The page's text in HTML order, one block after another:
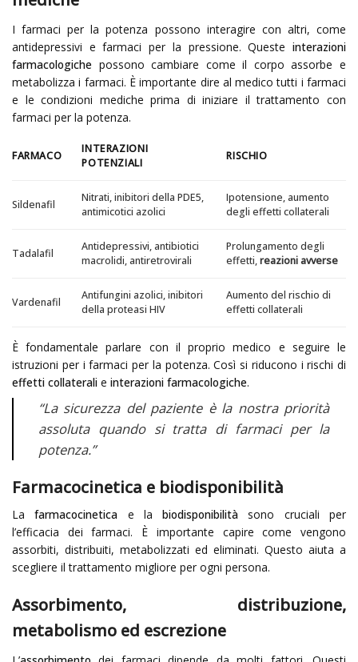
I farmaci per la potenza possono interagire con altri, come
antidepressivi e farmaci per la pressione. Queste interazioni
farmacologiche possono cambiare come il corpo assorbe e
metabolizza i farmaci. È importante dire al medico tutti i farmaci
e le condizioni mediche prima di iniziare il trattamento con
farmaci per la potenza.
FARMACO
INTERAZIONI
POTENZIALI
RISCHIO
Sildenafil
Nitrati, inibitori della PDE5,
antimicotici azolici
Ipotensione, aumento
degli effetti collaterali
Tadalafil
Antidepressivi, antibiotici
macrolidi, antiretrovirali
Prolungamento degli
effetti,reazioni avverse
Vardenafil
Antifungini azolici, inibitori
della proteasi HIV
Aumento del rischio di
effetti collaterali
È fondamentale parlare con il proprio medico e seguire le
istruzioni per i farmaci per la potenza. Così si riducono i rischi di
effetti collaterali e interazioni farmacologiche.
“La sicurezza del paziente è la nostra priorità
assoluta quando si tratta di farmaci per la
potenza.”
Farmacocinetica e biodisponibilità
Lafarmacocinetica e labiodisponibilità sono cruciali per
l’efficacia dei farmaci. È importante capire come vengono
assorbiti, distribuiti, metabolizzati ed eliminati. Questo aiuta a
scegliere il trattamento migliore per ogni persona.
Assorbimento, distribuzione,
metabolismo ed escrezione